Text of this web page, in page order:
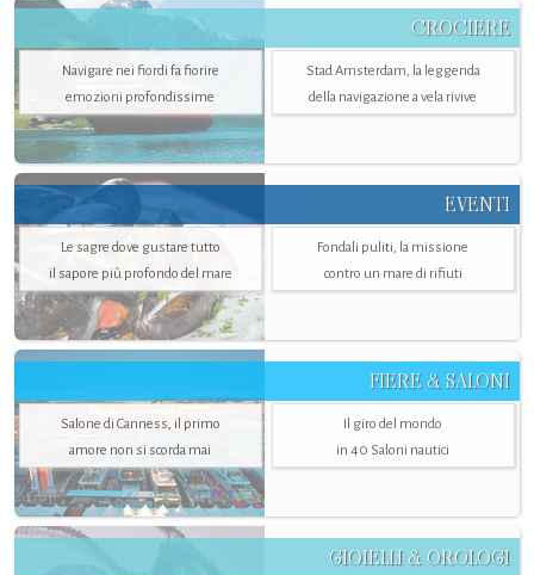
CROCIERE
Navigare nei fiordi fa fiorire
emozioni profondissime
Stad Amsterdam, la leggenda
della navigazione a vela rivive
EVENTI
Le sagre dove gustare tutto
il sapore più profondo del mare
Fondali puliti, la missione
contro un mare di rifiuti
FIERE & SALONI
Salone di Canness, il primo
amore non si scorda mai
Il giro del mondo
in 40 Saloni nautici
GIOIELLI & OROLOGI